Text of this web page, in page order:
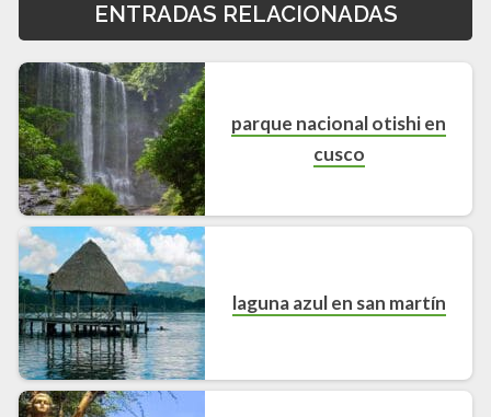
ENTRADAS RELACIONADAS
parque nacional otishi en
cusco
laguna azul en san martín